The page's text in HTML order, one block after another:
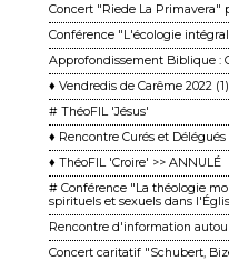
Concert "Riede La Primavera"
Conférence "L'écologie
Approfondissement Biblique :
♦ Vendredis de Carême 2022
# ThéoFIL 'Jésus'
♦ Rencontre Curés et
♦ ThéoFIL 'Croire' >> ANNULÉ
# Conférence "La théologie
spirituels et sexuels dans
Rencontre d'information
Concert caritatif "Schubert,